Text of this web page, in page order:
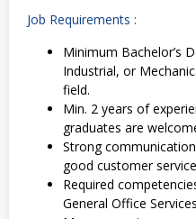
Job Requirements :
Minimum Bachelor’s
Industrial, or
field.
Min. 2 years of
graduates are
Strong
good customer
Required
General Office